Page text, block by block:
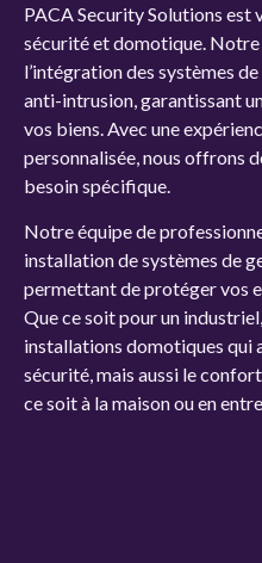
PACA Security Solutions est
sécurité et domotique. Notre
l’intégration des systèmes de
anti-intrusion, garantissant
vos biens. Avec une
personnalisée, nous offrons
besoin spécifique.
Notre équipe de
installation de systèmes de
permettant de protéger vos
Que ce soit pour un
installations domotiques qui
sécurité, mais aussi le
ce soit à la maison ou en